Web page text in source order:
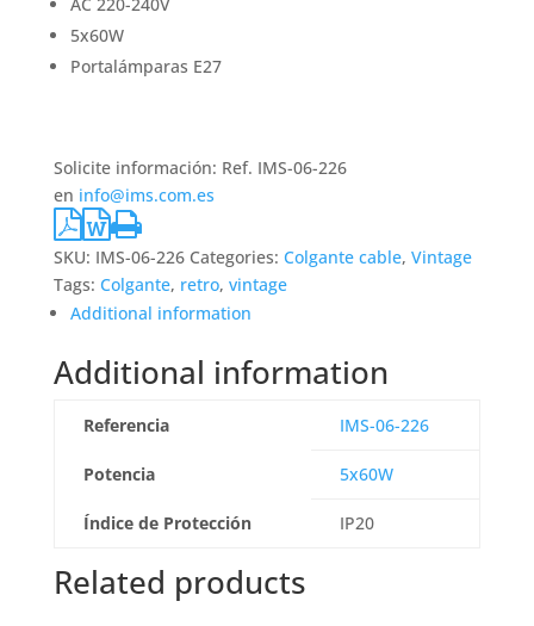
5x60W
Portalámparas E27
Solicite información: Ref. IMS-06-226
en info@ims.com.es
SKU: IMS-06-226 Categories: Colgante cable, Vintage
Tags: Colgante, retro, vintage
Additional information
Additional information
Referencia IMS-06-226
Potencia 5x60W
Índice de Protección IP20
Related products